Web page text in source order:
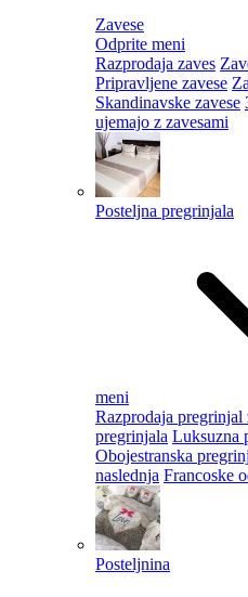
Zavese
Odprite meni
Razprodaja zaves
Pripravljene zavese
Skandinavske zavese
ujemajo z zavesami
Posteljna pregrinjala
meni
Razprodaja pregrinjal
pregrinjala Luksuzna
Obojestranska
naslednja Francoske
Posteljnina